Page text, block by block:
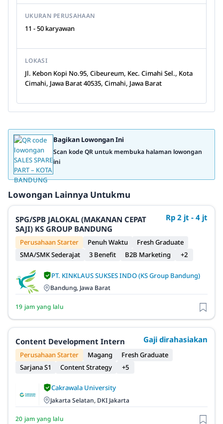
UKURAN PERUSAHAAN
11 - 50 karyawan
LOKASI
Jl. Kebon Kopi No.95, Cibeureum, Kec. Cimahi Sel., Kota
Cimahi, Jawa Barat 40535, Cimahi, Jawa Barat
Bagikan Lowongan Ini
Scan kode QR untuk membuka halaman lowongan
ini
Lowongan Lainnya Untukmu
SPG/SPB JALOKAL (MAKANAN CEPAT
SAJI) KS GROUP BANDUNG
Rp 2 jt - 4 jt
Perusahaan Starter Penuh Waktu
Fresh Graduate
SMA/SMK Sederajat
3 Benefit B2B Marketing +2
PT. KINKLAUS SUKSES INDO (KS Group Bandung)
Bandung, Jawa Barat
19 jam yang lalu
Content Development Intern Gaji dirahasiakan
Perusahaan Starter Magang
Fresh Graduate
Sarjana S1
Content Strategy +5
Cakrawala University
Jakarta Selatan, DKI Jakarta
20 jam yang lalu